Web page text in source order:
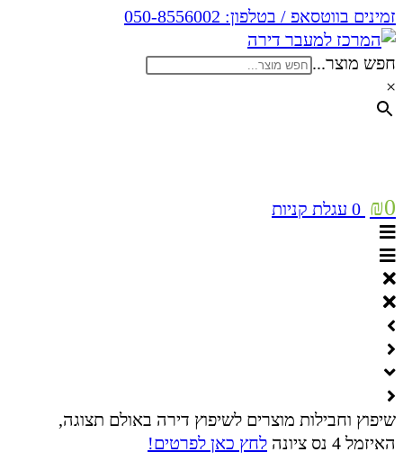
זמינים בווטסאפ / בטלפון: 050-8556002
חפש מוצר...
×
₪0
0 עגלת קניות
שיפוץ וחבילות מוצרים לשיפוץ דירה באולם תצוגה,
האיזמל 4 נס ציונה
לחץ כאן לפרטים!